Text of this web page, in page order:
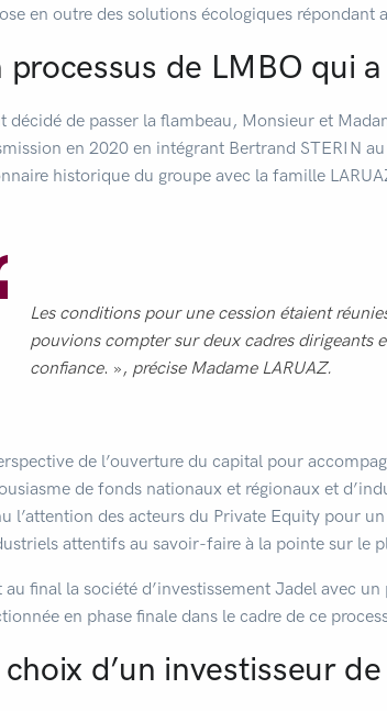
en outre des solutions écologiques répondant
processus de LMBO qui
décidé de passer la flambeau, Monsieur et
en 2020 en intégrant Bertrand STERIN
historique du groupe avec la famille
Les conditions pour une cession étaient
pouvions compter sur deux cadres dirigeants
confiance. », précise Madame LARUAZ.
de l’ouverture du capital pour
de fonds nationaux et régionaux et
l’attention des acteurs du Private Equity pour
attentifs au savoir-faire à la pointe sur le
au final la société d’investissement Jadel avec
en phase finale dans le cadre de ce
choix d’un investisseur